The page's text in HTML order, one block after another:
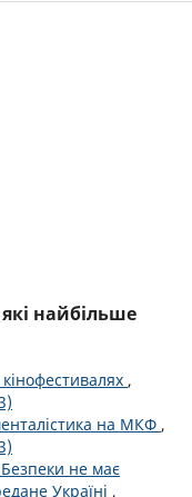
найбільше
,
на МКФ ,
Безпеки не має
Україні ,